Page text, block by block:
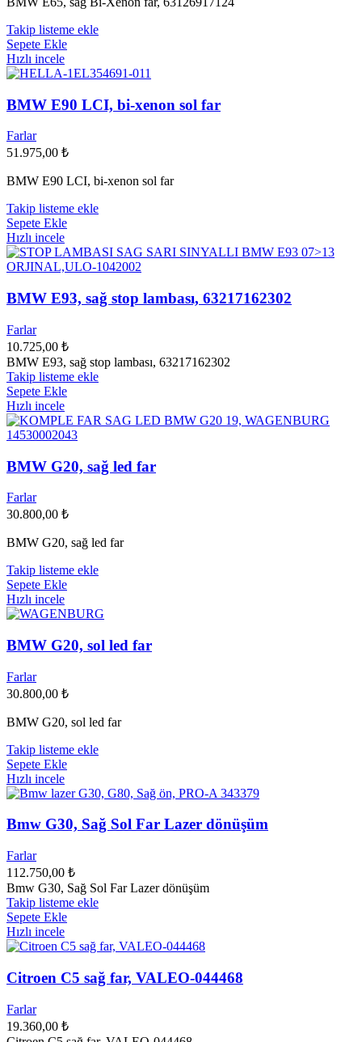
Takip listeme ekle
Sepete Ekle
Hızlı incele
BMW E90 LCI, bi-xenon sol far
Farlar
51.975,00 ₺
BMW E90 LCI, bi-xenon sol far
Takip listeme ekle
Sepete Ekle
Hızlı incele
BMW E93, sağ stop lambası, 63217162302
Farlar
10.725,00 ₺
BMW E93, sağ stop lambası, 63217162302
Takip listeme ekle
Sepete Ekle
Hızlı incele
BMW G20, sağ led far
Farlar
30.800,00 ₺
BMW G20, sağ led far
Takip listeme ekle
Sepete Ekle
Hızlı incele
BMW G20, sol led far
Farlar
30.800,00 ₺
BMW G20, sol led far
Takip listeme ekle
Sepete Ekle
Hızlı incele
Bmw G30, Sağ Sol Far Lazer dönüşüm
Farlar
112.750,00 ₺
Bmw G30, Sağ Sol Far Lazer dönüşüm
Takip listeme ekle
Sepete Ekle
Hızlı incele
Citroen C5 sağ far, VALEO-044468
Farlar
19.360,00 ₺